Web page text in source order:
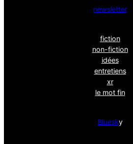
newsletter
fiction
non-fiction
idées
entretiens
xr
le mot fin
Bluesky